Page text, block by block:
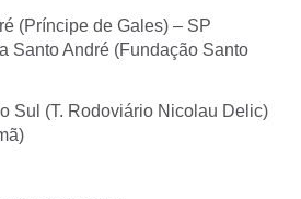
(Príncipe de Gales) – SP
Santo André (Fundação Santo
Sul (T. Rodoviário Nicolau Delic)